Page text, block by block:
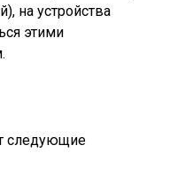
на устройства
этими
следующие